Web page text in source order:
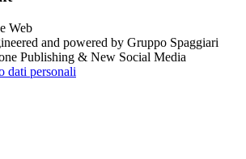
and powered by Gruppo Spaggiari
Publishing & New Social Media
dati personali